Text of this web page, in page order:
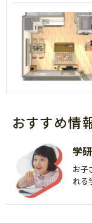
おすすめ情
学
お子
れる